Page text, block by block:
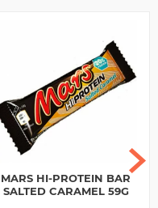
MARS HI-PROTEIN BAR
SALTED CARAMEL 59G